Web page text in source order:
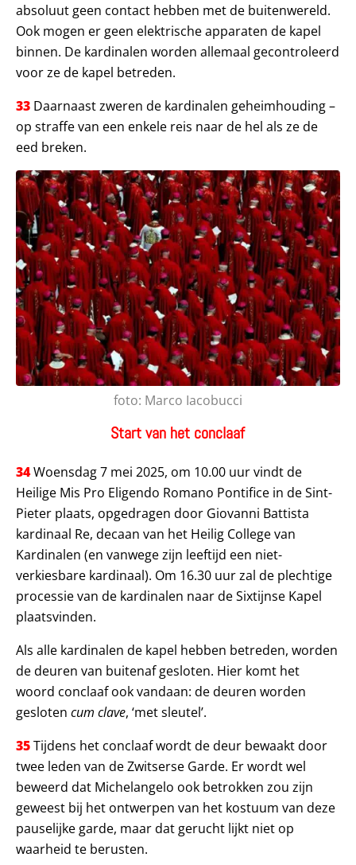
absoluut geen contact hebben met de buitenwereld.
Ook mogen er geen elektrische apparaten de kapel
binnen. De kardinalen worden allemaal gecontroleerd
voor ze de kapel betreden.
33 Daarnaast zweren de kardinalen geheimhouding –
op straffe van een enkele reis naar de hel als ze de
eed breken.
foto: Marco Iacobucci
Start van het conclaaf
34Woensdag 7 mei 2025, om 10.00 uur vindt de
Heilige Mis Pro Eligendo Romano Pontifice in de Sint-
Pieter plaats, opgedragen door Giovanni Battista
kardinaal Re, decaan van het Heilig College van
Kardinalen (en vanwege zijn leeftijd een niet-
verkiesbare kardinaal). Om 16.30 uur zal de plechtige
processie van de kardinalen naar de Sixtijnse Kapel
plaatsvinden.
Als alle kardinalen de kapel hebben betreden, worden
de deuren van buitenaf gesloten. Hier komt het
woord conclaaf ook vandaan: de deuren worden
gesloten cum clave, ‘met sleutel’.
35Tijdens het conclaaf wordt de deur bewaakt door
twee leden van de Zwitserse Garde. Er wordt wel
beweerd dat Michelangelo ook betrokken zou zijn
geweest bij het ontwerpen van het kostuum van deze
pauselijke garde, maar dat gerucht lijkt niet op
waarheid te berusten.